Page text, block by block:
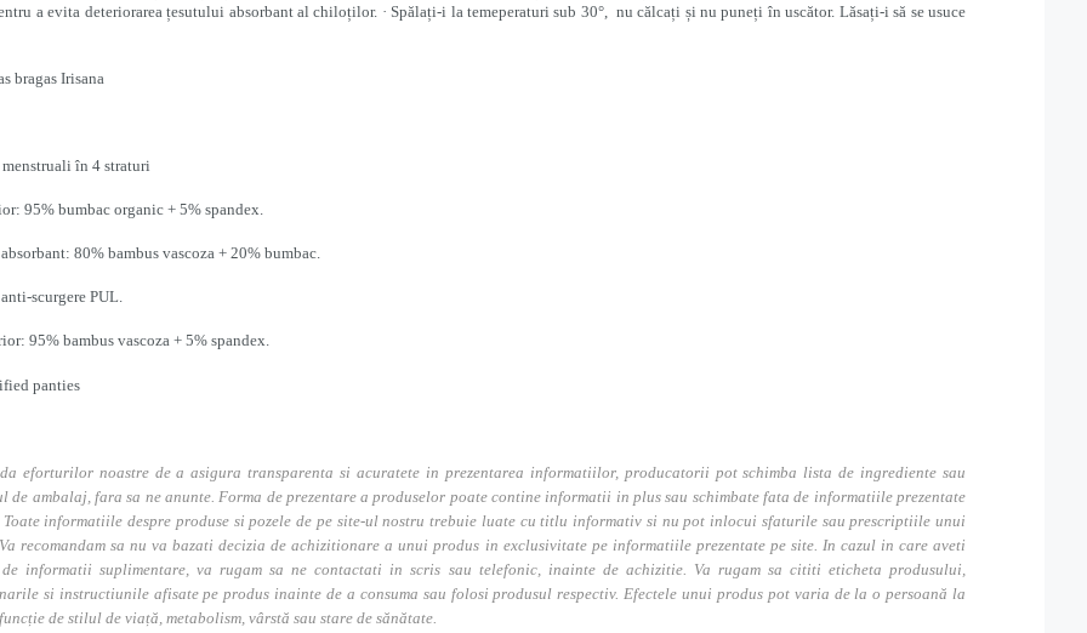
a evita deteriorarea țesutului absorbant al chiloților. · Spălați-i la temeperaturi sub 30°, nu călcați și nu puneți în uscător. Lăsați-i să se usuce
în 4 straturi
95% bumbac organic + 5% spandex.
80% bambus vascoza + 20% bumbac.
scurgere PUL.
95% bambus vascoza + 5% spandex.
eforturilor noastre de a asigura transparenta si acuratete in prezentarea informatiilor, producatorii pot schimba lista de ingrediente sau
de ambalaj, fara sa ne anunte. Forma de prezentare a produselor poate contine informatii in plus sau schimbate fata de informatiile prezentate
Toate informatiile despre produse si pozele de pe site-ul nostru trebuie luate cu titlu informativ si nu pot inlocui sfaturile sau prescriptiile unui
recomandam sa nu va bazati decizia de achizitionare a unui produs in exclusivitate pe informatiile prezentate pe site. In cazul in care aveti
de informatii suplimentare, va rugam sa ne contactati in scris sau telefonic, inainte de achizitie. Va rugam sa cititi eticheta produsului,
si instructiunile afisate pe produs inainte de a consuma sau folosi produsul respectiv. Efectele unui produs pot varia de la o persoană la
de stilul de viață, metabolism, vârstă sau stare de sănătate.